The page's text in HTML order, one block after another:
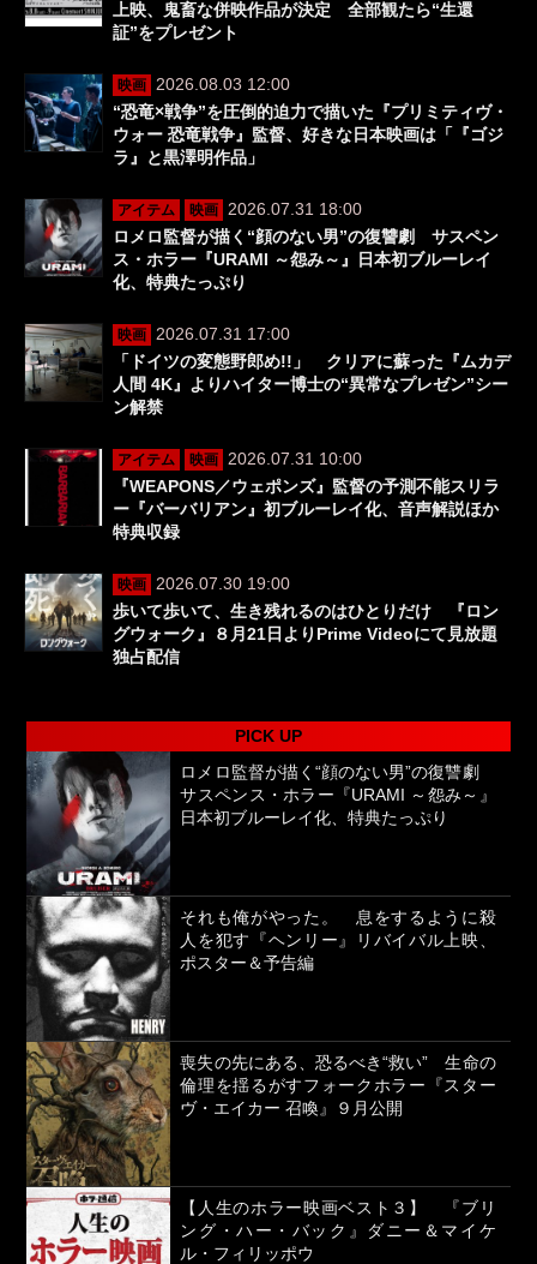
上映、鬼畜な併映作品が決定 全部観たら“生還
証”をプレゼント
映画
2026.08.03 12:00
“恐竜×戦争”を圧倒的迫力で描いた『プリミティヴ・
ウォー 恐竜戦争』監督、好きな日本映画は「『ゴジ
ラ』と黒澤明作品」
アイテム 映画
2026.07.31 18:00
ロメロ監督が描く“顔のない男”の復讐劇 サスペン
ス・ホラー『URAMI ～怨み～』日本初ブルーレイ
化、特典たっぷり
映画
2026.07.31 17:00
「ドイツの変態野郎め!!」 クリアに蘇った『ムカデ
人間 4K』よりハイター博士の“異常なプレゼン”シー
ン解禁
アイテム 映画
2026.07.31 10:00
『WEAPONS／ウェポンズ』監督の予測不能スリラ
ー『バーバリアン』初ブルーレイ化、音声解説ほか
特典収録
映画
2026.07.30 19:00
歩いて歩いて、生き残れるのはひとりだけ 『ロン
グウォーク』８月21日よりPrime Videoにて見放題
独占配信
PICK UP
ロメロ監督が描く“顔のない男”の復讐劇
サスペンス・ホラー『URAMI ～怨み～』
日本初ブルーレイ化、特典たっぷり
それも俺がやった。 息をするように殺
人を犯す『ヘンリー』リバイバル上映、
ポスター＆予告編
喪失の先にある、恐るべき“救い” 生命の
倫理を揺るがすフォークホラー『スター
ヴ・エイカー 召喚』９月公開
【人生のホラー映画ベスト３】 『ブリ
ング・ハー・バック』ダニー＆マイケ
ル・フィリッポウ